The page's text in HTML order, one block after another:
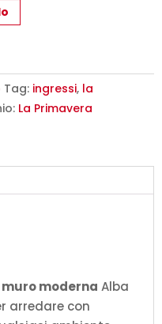
Tag: ingressi, la
La Primavera
moderna Alba
arredare con